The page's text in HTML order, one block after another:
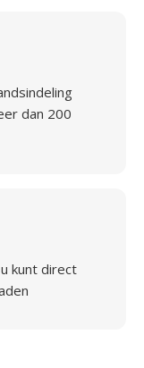
dan 200
kunt direct